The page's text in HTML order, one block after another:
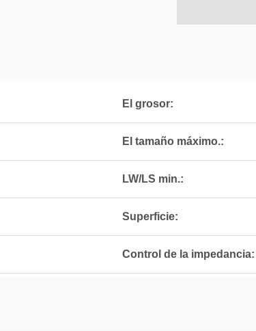
El grosor:
El tamaño máximo.:
LW/LS min.:
Superficie:
Control de la impedancia: